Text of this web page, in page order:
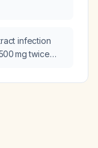
infection
mg twice
now in a